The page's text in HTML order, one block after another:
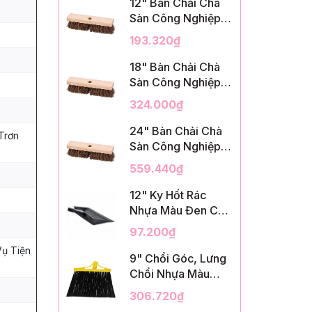
Tiện
12" Bàn Chải Chà
Sàn Công Nghiệp,
Sợi Palmyra, InsuX
INXDS1, 12
Cái/Thùng (12"
Brush Deck Scrub,
193.320₫
18" Bàn Chải Chà
Sàn Công Nghiệp,
Sợi Palmyra, InsuX
INXDS2, 12
Cái/Thùng (18"
Brush Deck Scrub,
324.000₫
24" Bàn Chải Chà
Sàn Công Nghiệp,
Sợi Palmyra, InsuX
INXDS2, 12
Cái/Thùng (24"
Brush Deck Scrub ,
559.440₫
12" Ky Hốt Rác
Nhựa Màu Đen Có
Tay Cầm, InsuX
INXSHD01, 12
Cái/Thùng, Mã
IMPA 174141 (12"
Black Plastic)
97.200₫
9" Chổi Góc, Lưng
Chổi Nhựa Màu
Vàng, Lông PET
Màu Đen, Kèm Cán
306.720₫